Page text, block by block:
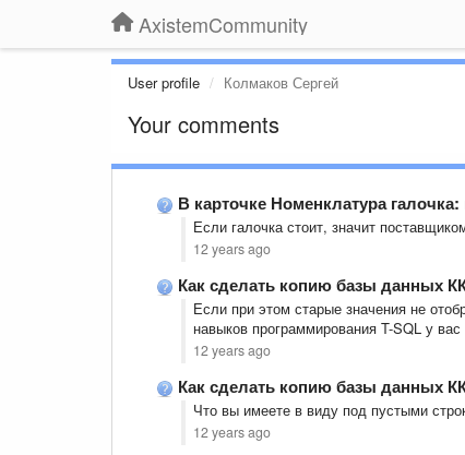
AxistemCommunity
User profile Колмаков Сергей
Your comments
В карточке Номенклатура
Если галочка стоит, значит
12 years ago
Как сделать копию базы данных
Если при этом старые значения не
навыков программирования T-SQL у
12 years ago
Как сделать копию базы данных
Что вы имеете в виду под пустыми
12 years ago